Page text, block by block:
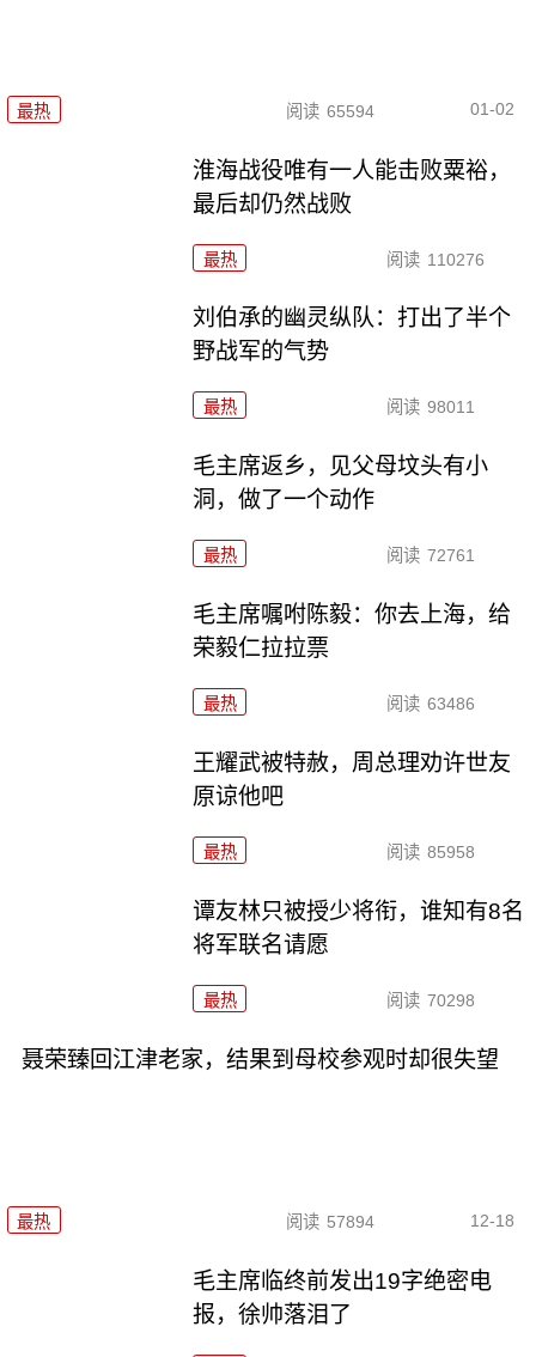
最热 阅读 65594 01-02
淮海战役唯有一人能击败粟裕，
最后却仍然战败
最热 阅读 110276
刘伯承的幽灵纵队：打出了半个
野战军的气势
最热 阅读 98011
毛主席返乡，见父母坟头有小
洞，做了一个动作
最热 阅读 72761
毛主席嘱咐陈毅：你去上海，给
荣毅仁拉拉票
最热 阅读 63486
王耀武被特赦，周总理劝许世友
原谅他吧
最热 阅读 85958
谭友林只被授少将衔，谁知有8名
将军联名请愿
最热 阅读 70298
聂荣臻回江津老家，结果到母校参观时却很失望
最热 阅读 57894 12-18
毛主席临终前发出19字绝密电
报，徐帅落泪了